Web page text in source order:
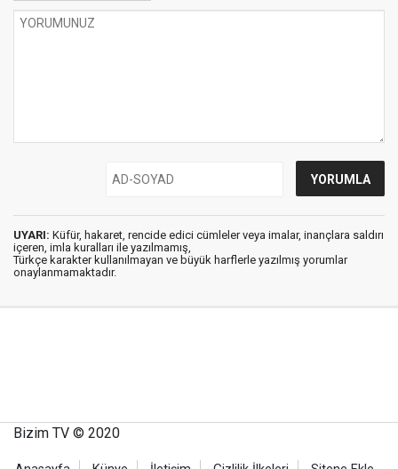
UYARI: Küfür, hakaret, rencide edici cümleler veya imalar, inançlara saldırı
içeren, imla kuralları ile yazılmamış,
Türkçe karakter kullanılmayan ve büyük harflerle yazılmış yorumlar
onaylanmamaktadır.
Bizim TV © 2020